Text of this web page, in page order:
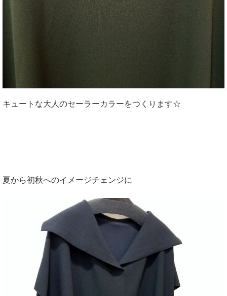
キュートな大人のセーラーカラーをつくります☆
夏から初秋へのイメージチェンジに